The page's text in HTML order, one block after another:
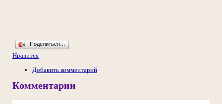
Поделиться…
Нравится
Добавить комментарий
Комментарии